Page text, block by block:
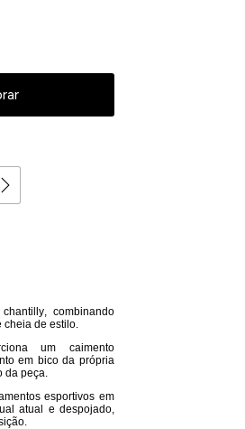
combinando
cheia de estilo.
um caimento
em bico da própria
da peça.
esportivos em
atual e despojado,